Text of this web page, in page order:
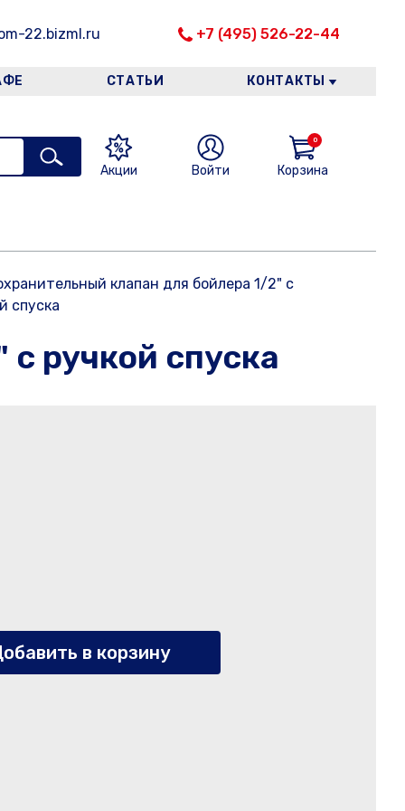
22.bizml.ru +7 (495) 526-22-44
СТАТЬИ КОНТАКТЫ
Акции Войти Корзина
0
клапан для бойлера 1/2" с
спуска
ручкой спуска
в корзину